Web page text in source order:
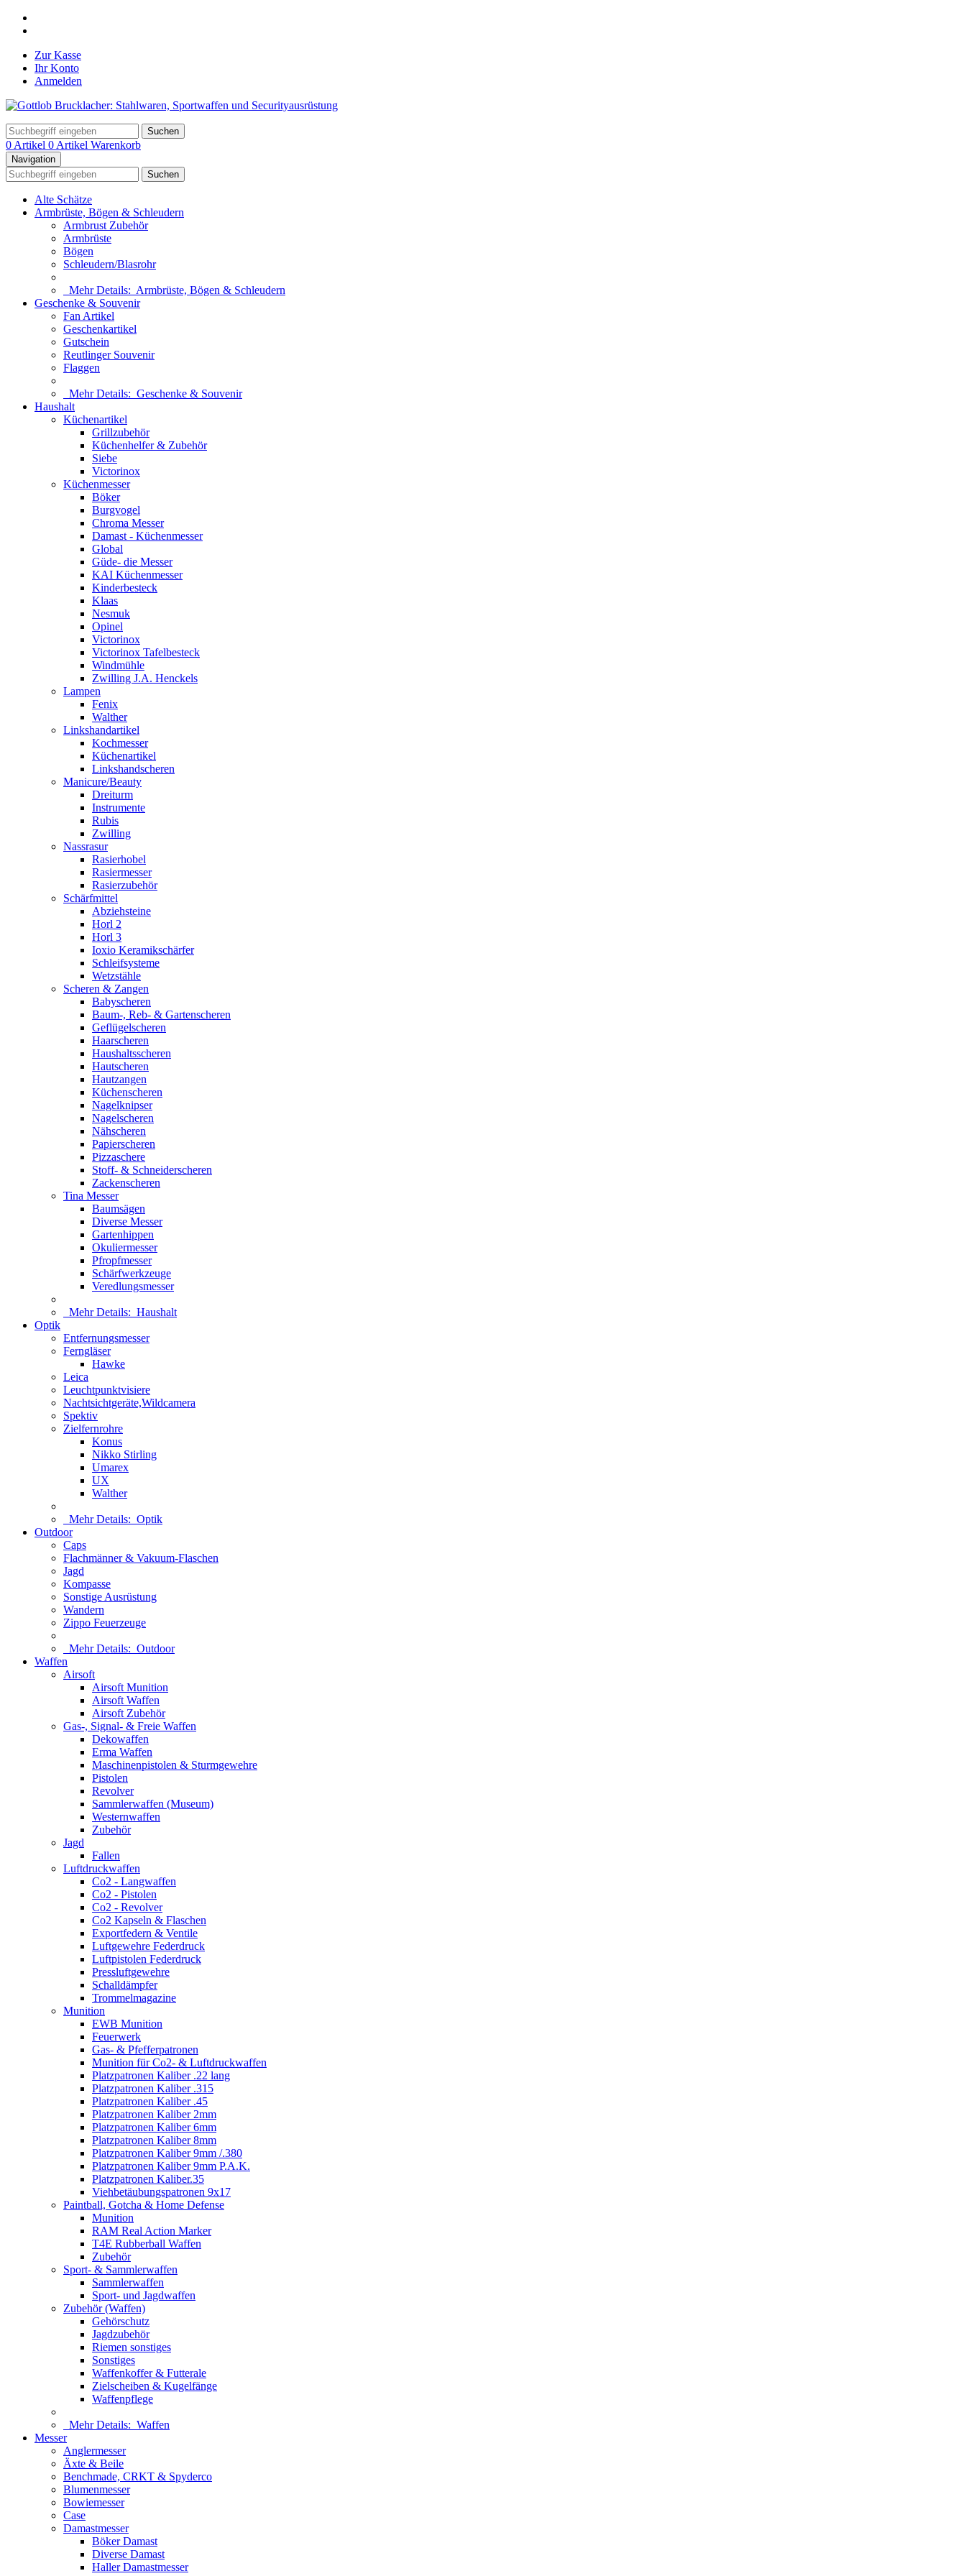
Zur Kasse
Ihr Konto
Anmelden
Suchen
0 Artikel 0 Artikel Warenkorb
Navigation
Suchen
Alte Schätze
Armbrüste, Bögen & Schleudern
Armbrust Zubehör
Armbrüste
Bögen
Schleudern/Blasrohr
Mehr Details: Armbrüste, Bögen & Schleudern
Geschenke & Souvenir
Fan Artikel
Geschenkartikel
Gutschein
Reutlinger Souvenir
Flaggen
Mehr Details: Geschenke & Souvenir
Haushalt
Küchenartikel
Grillzubehör
Küchenhelfer & Zubehör
Siebe
Victorinox
Küchenmesser
Böker
Burgvogel
Chroma Messer
Damast - Küchenmesser
Global
Güde- die Messer
KAI Küchenmesser
Kinderbesteck
Klaas
Nesmuk
Opinel
Victorinox
Victorinox Tafelbesteck
Windmühle
Zwilling J.A. Henckels
Lampen
Fenix
Walther
Linkshandartikel
Kochmesser
Küchenartikel
Linkshandscheren
Manicure/Beauty
Dreiturm
Instrumente
Rubis
Zwilling
Nassrasur
Rasierhobel
Rasiermesser
Rasierzubehör
Schärfmittel
Abziehsteine
Horl 2
Horl 3
Ioxio Keramikschärfer
Schleifsysteme
Wetzstähle
Scheren & Zangen
Babyscheren
Baum-, Reb- & Gartenscheren
Geflügelscheren
Haarscheren
Haushaltsscheren
Hautscheren
Hautzangen
Küchenscheren
Nagelknipser
Nagelscheren
Nähscheren
Papierscheren
Pizzaschere
Stoff- & Schneiderscheren
Zackenscheren
Tina Messer
Baumsägen
Diverse Messer
Gartenhippen
Okuliermesser
Pfropfmesser
Schärfwerkzeuge
Veredlungsmesser
Mehr Details: Haushalt
Optik
Entfernungsmesser
Ferngläser
Hawke
Leica
Leuchtpunktvisiere
Nachtsichtgeräte,Wildcamera
Spektiv
Zielfernrohre
Konus
Nikko Stirling
Umarex
UX
Walther
Mehr Details: Optik
Outdoor
Caps
Flachmänner & Vakuum-Flaschen
Jagd
Kompasse
Sonstige Ausrüstung
Wandern
Zippo Feuerzeuge
Mehr Details: Outdoor
Waffen
Airsoft
Airsoft Munition
Airsoft Waffen
Airsoft Zubehör
Gas-, Signal- & Freie Waffen
Dekowaffen
Erma Waffen
Maschinenpistolen & Sturmgewehre
Pistolen
Revolver
Sammlerwaffen (Museum)
Westernwaffen
Zubehör
Jagd
Fallen
Luftdruckwaffen
Co2 - Langwaffen
Co2 - Pistolen
Co2 - Revolver
Co2 Kapseln & Flaschen
Exportfedern & Ventile
Luftgewehre Federdruck
Luftpistolen Federdruck
Pressluftgewehre
Schalldämpfer
Trommelmagazine
Munition
EWB Munition
Feuerwerk
Gas- & Pfefferpatronen
Munition für Co2- & Luftdruckwaffen
Platzpatronen Kaliber .22 lang
Platzpatronen Kaliber .315
Platzpatronen Kaliber .45
Platzpatronen Kaliber 2mm
Platzpatronen Kaliber 6mm
Platzpatronen Kaliber 8mm
Platzpatronen Kaliber 9mm /.380
Platzpatronen Kaliber 9mm P.A.K.
Platzpatronen Kaliber.35
Viehbetäubungspatronen 9x17
Paintball, Gotcha & Home Defense
Munition
RAM Real Action Marker
T4E Rubberball Waffen
Zubehör
Sport- & Sammlerwaffen
Sammlerwaffen
Sport- und Jagdwaffen
Zubehör (Waffen)
Gehörschutz
Jagdzubehör
Riemen sonstiges
Sonstiges
Waffenkoffer & Futterale
Zielscheiben & Kugelfänge
Waffenpflege
Mehr Details: Waffen
Messer
Anglermesser
Äxte & Beile
Benchmade, CRKT & Spyderco
Blumenmesser
Bowiemesser
Case
Damastmesser
Böker Damast
Diverse Damast
Haller Damastmesser